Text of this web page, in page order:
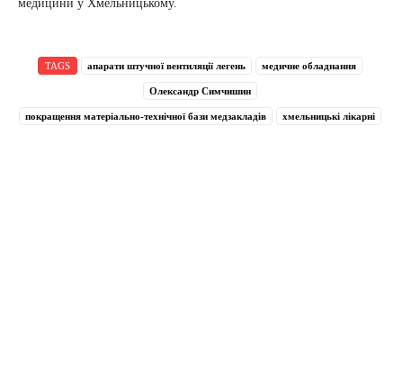
медицини у Хмельницькому.
TAGS апарати штучної вентиляції легень медичне обладнання
Олександр Симчишин
покращення матеріально-технічної бази медзакладів хмельницькі лікарні